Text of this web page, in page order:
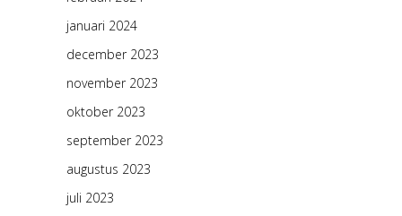
januari 2024
december 2023
november 2023
oktober 2023
september 2023
augustus 2023
juli 2023